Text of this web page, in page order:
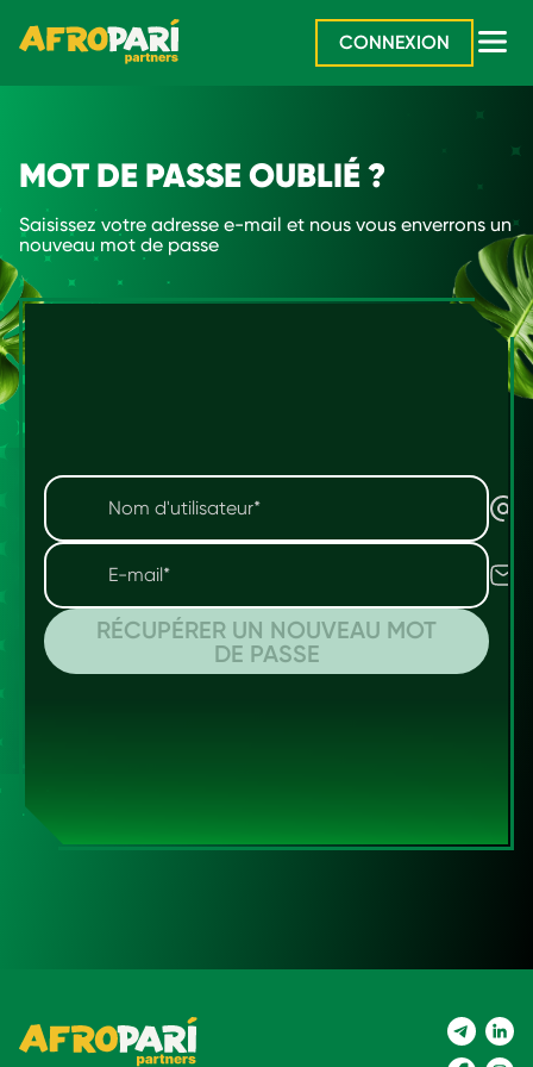
CONNEXION
MOT DE PASSE OUBLIÉ ?
Saisissez votre adresse e-mail et nous vous enverrons un
nouveau mot de passe
RÉCUPÉRER UN NOUVEAU MOT
DE PASSE